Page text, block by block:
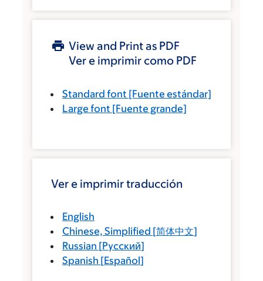
View and Print as PDF
Ver e imprimir como PDF
Standard font [Fuente estándar]
Large font [Fuente grande]
Ver e imprimir traducción
English
Chinese, Simplified [简体中文]
Russian [Русский]
Spanish [Español]